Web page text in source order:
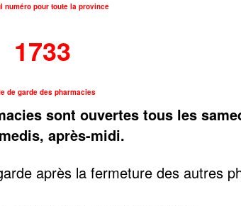
numéro pour toute la province
1733
de garde des pharmacies
sont ouvertes tous les
après-midi.
après la fermeture des autres